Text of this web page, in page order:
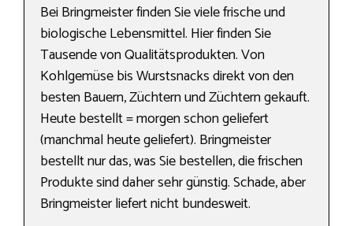
Bei Bringmeister finden Sie viele frische und
biologische Lebensmittel. Hier finden Sie
Tausende von Qualitätsprodukten. Von
Kohlgemüse bis Wurstsnacks direkt von den
besten Bauern, Züchtern und Züchtern gekauft.
Heute bestellt = morgen schon geliefert
(manchmal heute geliefert). Bringmeister
bestellt nur das, was Sie bestellen, die frischen
Produkte sind daher sehr günstig. Schade, aber
Bringmeister liefert nicht bundesweit.